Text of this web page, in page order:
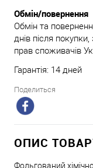
Обмін/повернення
Обмін та
днів після
прав споживачів
Гарантія: 14 дней
Поделиться
ОПИС
Фольгований